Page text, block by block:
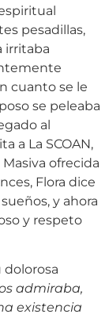
pesadillas,
irritaba
cuanto se le
se peleaba
al
a La SCOAN,
ofrecida
Flora dice
y ahora
y respeto
dolorosa
admiraba,
existencia